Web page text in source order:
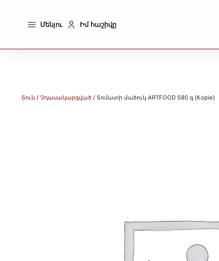
Մենյու Իմ հաշիվը
Տուն / Չդասակարգված / Տոմատի մածուկ ARTFOOD 580 գ (Kopie)